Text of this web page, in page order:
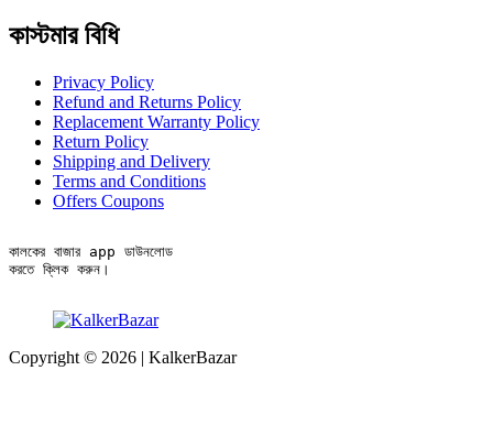
কাস্টমার বিধি
Privacy Policy
Refund and Returns Policy
Replacement Warranty Policy
Return Policy
Shipping and Delivery
Terms and Conditions
Offers Coupons
কালকের বাজার app ডাউনলোড
করতে ক্লিক করুন।
Copyright © 2026 | KalkerBazar